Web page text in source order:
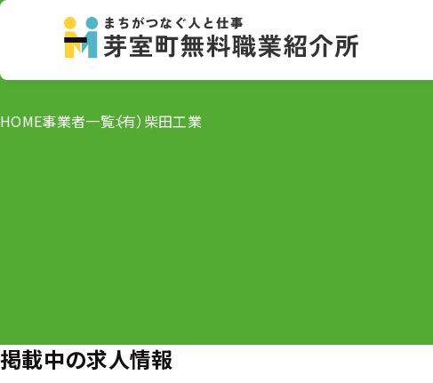
HOME事業者一覧（有）柴田工業
掲載中の求人情報